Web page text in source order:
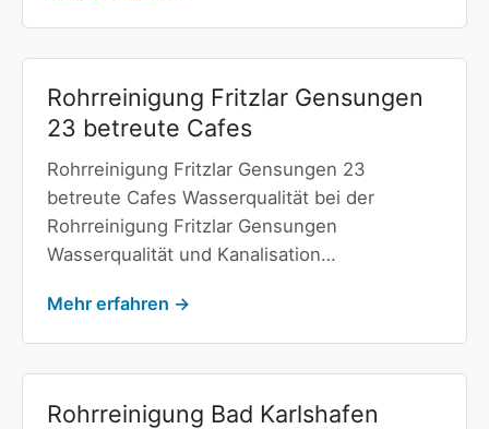
Rohrreinigung Fritzlar Gensungen
23 betreute Cafes
Rohrreinigung Fritzlar Gensungen 23
betreute Cafes Wasserqualität bei der
Rohrreinigung Fritzlar Gensungen
Wasserqualität und Kanalisation…
Mehr erfahren →
Rohrreinigung Bad Karlshafen